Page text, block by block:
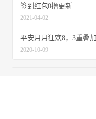
签到红包0撸更新
2021-04-02
平安月月狂欢8，3重叠加
2020-10-09